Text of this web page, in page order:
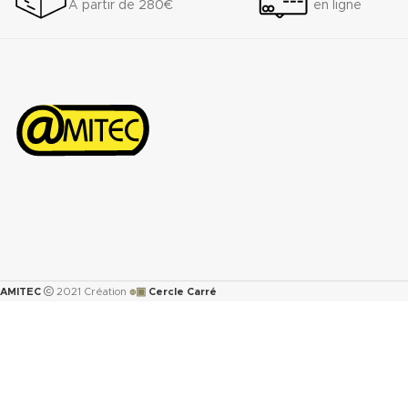
À partir de 280€ en ligne
AMITEC 2021 Création ๏▣ Cercle Carré